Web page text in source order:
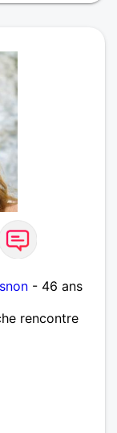
- 46 ans
rencontre